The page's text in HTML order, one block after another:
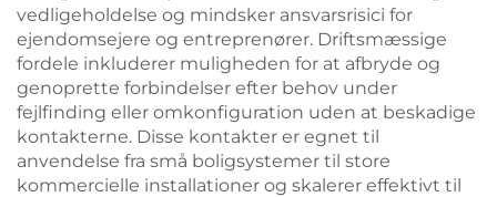
vedligeholdelse og mindsker ansvarsrisici for
ejendomsejere og entreprenører. Driftsmæssige
fordele inkluderer muligheden for at afbryde og
genoprette forbindelser efter behov under
fejlfinding eller omkonfiguration uden at beskadige
kontakterne. Disse kontakter er egnet til
anvendelse fra små boligsystemer til store
kommercielle installationer og skalerer effektivt til